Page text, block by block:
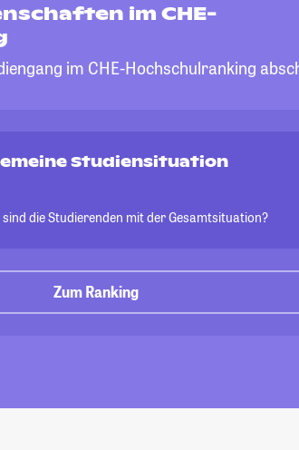
im CHE-
im CHE-Hochschulranking
Studiensituation
sind die Studierenden mit der Gesamtsituation?
Zum Ranking